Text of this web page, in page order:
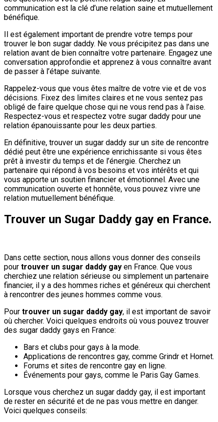
communication est la clé d’une relation saine et mutuellement
bénéfique.
Il est également important de prendre votre temps pour
trouver le bon sugar daddy. Ne vous précipitez pas dans une
relation avant de bien connaître votre partenaire. Engagez une
conversation approfondie et apprenez à vous connaître avant
de passer à l’étape suivante.
Rappelez-vous que vous êtes maître de votre vie et de vos
décisions. Fixez des limites claires et ne vous sentez pas
obligé de faire quelque chose qui ne vous rend pas à l’aise.
Respectez-vous et respectez votre sugar daddy pour une
relation épanouissante pour les deux parties.
En définitive, trouver un sugar daddy sur un site de rencontre
dédié peut être une expérience enrichissante si vous êtes
prêt à investir du temps et de l’énergie. Cherchez un
partenaire qui répond à vos besoins et vos intérêts et qui
vous apporte un soutien financier et émotionnel. Avec une
communication ouverte et honnête, vous pouvez vivre une
relation mutuellement bénéfique.
Trouver un Sugar Daddy gay en France.
Dans cette section, nous allons vous donner des conseils
pour trouver un sugar daddy gay en France. Que vous
cherchiez une relation sérieuse ou simplement un partenaire
financier, il y a des hommes riches et généreux qui cherchent
à rencontrer des jeunes hommes comme vous.
Pour trouver un sugar daddy gay, il est important de savoir
où chercher. Voici quelques endroits où vous pouvez trouver
des sugar daddy gays en France:
Bars et clubs pour gays à la mode.
Applications de rencontres gay, comme Grindr et Hornet.
Forums et sites de rencontre gay en ligne.
Événements pour gays, comme le Paris Gay Games.
Lorsque vous cherchez un sugar daddy gay, il est important
de rester en sécurité et de ne pas vous mettre en danger.
Voici quelques conseils: